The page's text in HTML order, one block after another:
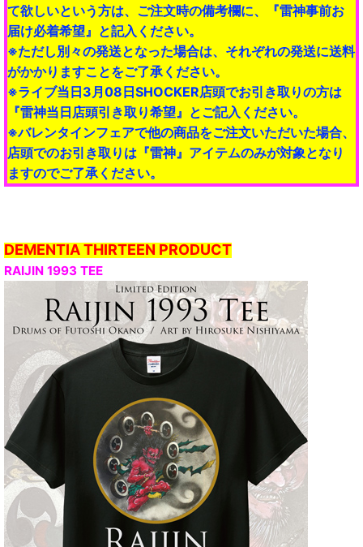
て欲しいという方は、ご注文時の備考欄に、『雷神事前お
届け必着希望』と記入ください。
※ただし別々の発送となった場合は、それぞれの発送に送料
がかかりますことをご了承ください。
※ライブ当日3月08日SHOCKER店頭でお引き取りの方は
『雷神当日店頭引き取り希望』とご記入ください。
※バレンタインフェアで他の商品をご注文いただいた場合、
店頭でのお引き取りは『雷神』アイテムのみが対象となり
ますのでご了承ください。
DEMENTIA THIRTEEN PRODUCT
RAIJIN 1993 TEE